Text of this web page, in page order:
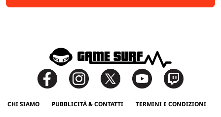
CHI SIAMO PUBBLICITÀ & CONTATTI TERMINI E CONDIZIONI